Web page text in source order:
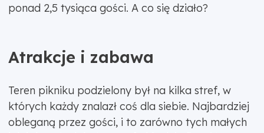
ponad 2,5 tysiąca gości. A co się działo?
Atrakcje i zabawa
Teren pikniku podzielony był na kilka stref, w
których każdy znalazł coś dla siebie. Najbardziej
obleganą przez gości, i to zarówno tych małych